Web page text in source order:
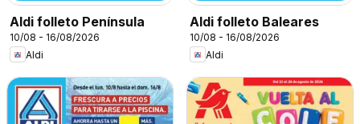
Aldi folleto Península
10/08 - 16/08/2026
Aldi
Aldi folleto Baleares
10/08 - 16/08/2026
Aldi